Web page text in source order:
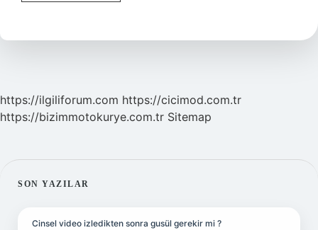
https://ilgiliforum.com https://cicimod.com.tr
https://bizimmotokurye.com.tr Sitemap
SIDEBAR
SON YAZILAR
Cinsel video izledikten sonra gusül gerekir mi ?